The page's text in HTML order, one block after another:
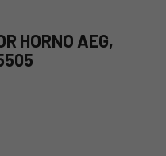
HORNO AEG,